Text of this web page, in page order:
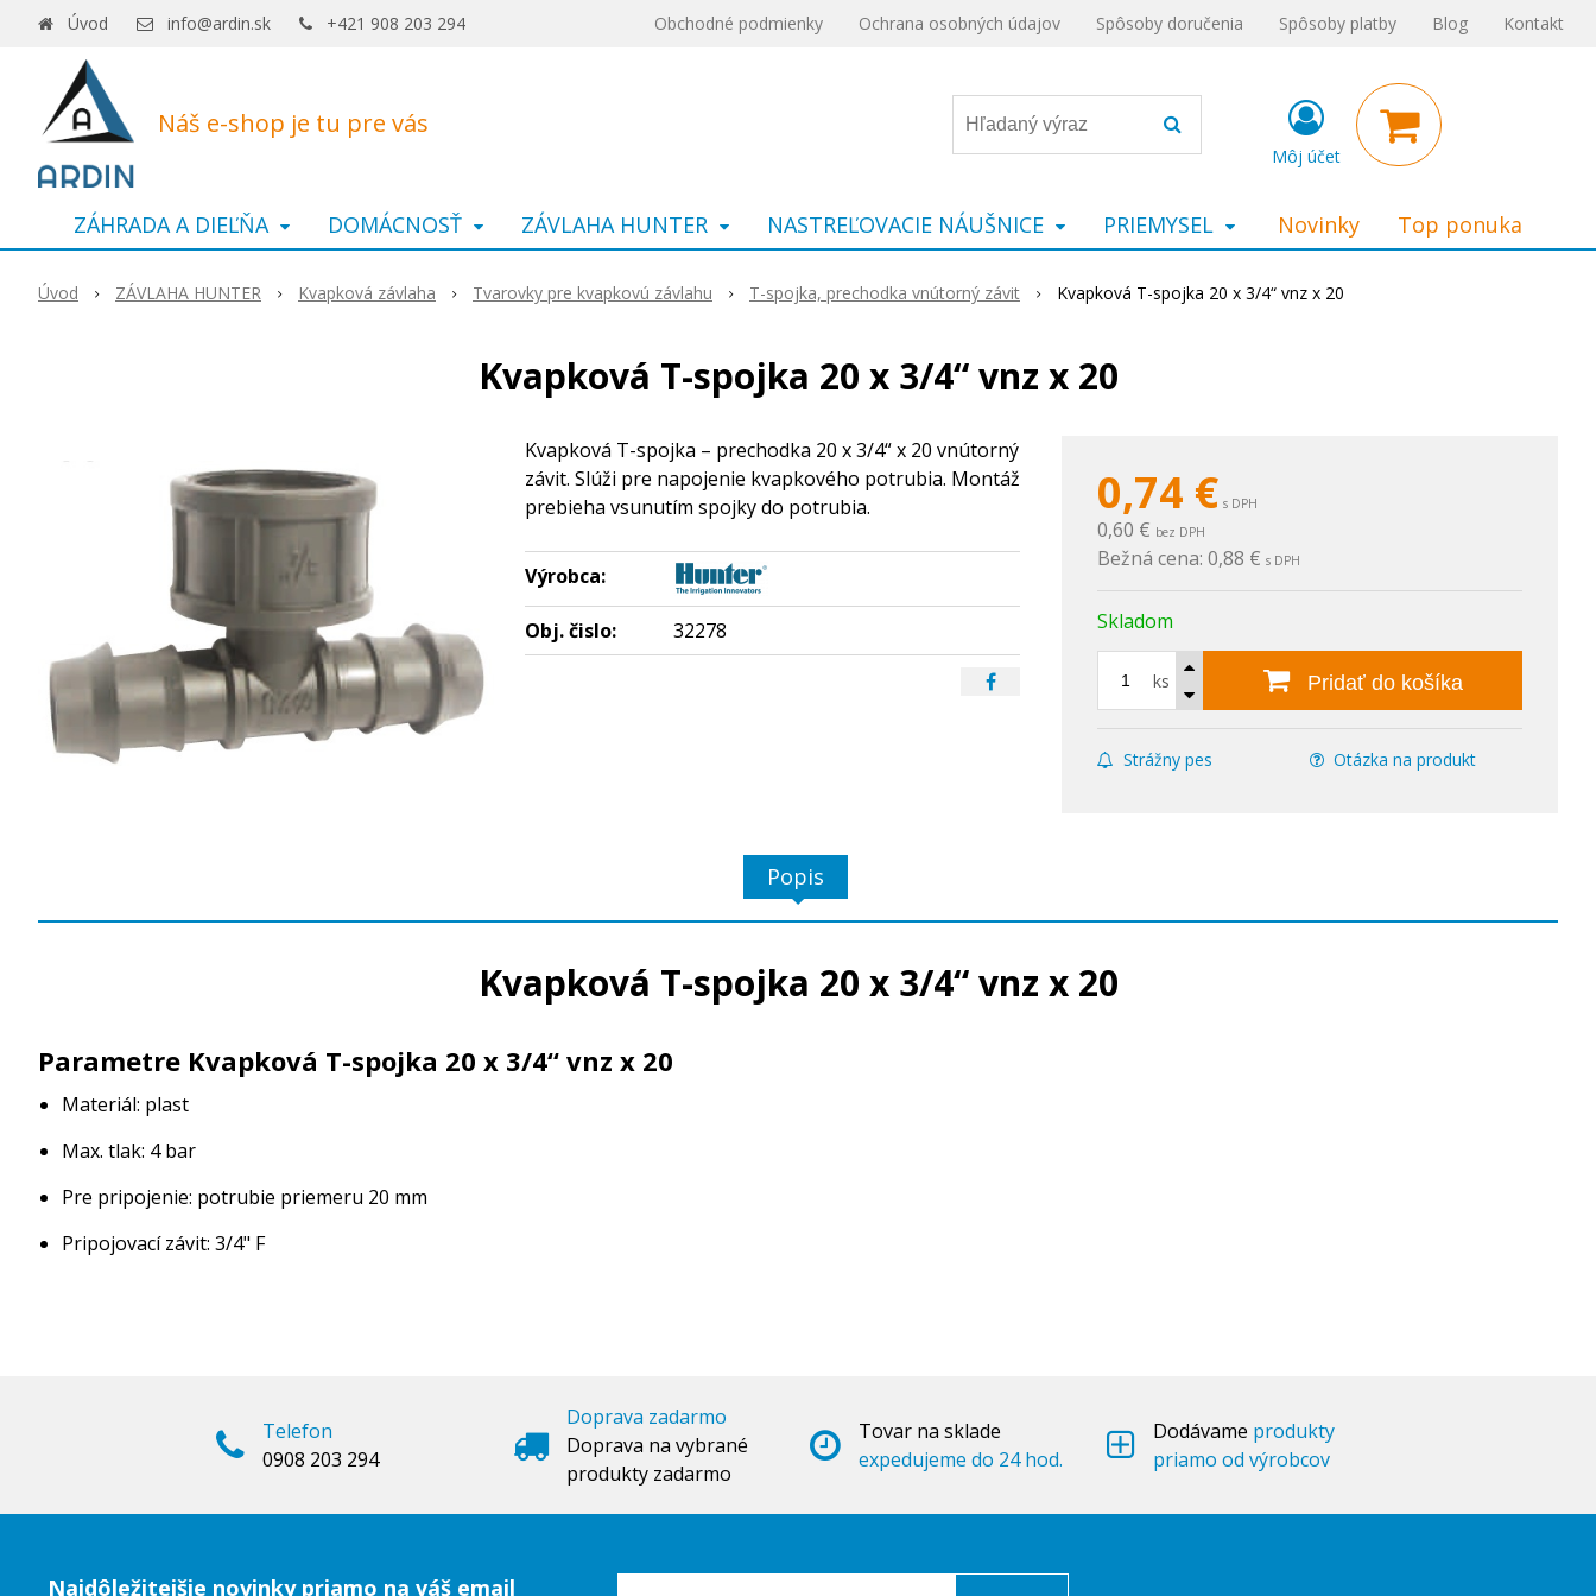
Náš e-shop je tu pre vás
Úvod info@ardin.sk +421 908 203 294 Obchodné podmienky Ochrana osobných údajov Spôsoby doručenia Spôsoby platby Blog Kontakt
Môj účet
ZÁHRADA A DIEĽŇA DOMÁCNOSŤ ZÁVLAHA HUNTER NASTREĽOVACIE NÁUŠNICE PRIEMYSEL Novinky Top ponuka
Úvod ZÁVLAHA HUNTER Kvapková závlaha Tvarovky pre kvapkovú závlahu T-spojka, prechodka vnútorný závit Kvapková T-spojka 20 x 3/4“ vnz x 20
Kvapková T-spojka 20 x 3/4“ vnz x 20
0,74 € s DPH
0,60 € bez DPH
Bežná cena: 0,88 €s DPH
Skladom
ks Pridať do košíka
Strážny pes Otázka na produkt
Kvapková T-spojka – prechodka 20 x 3/4“ x 20 vnútorný
závit. Slúži pre napojenie kvapkového potrubia. Montáž
prebieha vsunutím spojky do potrubia.
Výrobca:
Obj. čislo: 32278
Popis
Kvapková T-spojka 20 x 3/4“ vnz x 20
Parametre Kvapková T-spojka 20 x 3/4“ vnz x 20
Materiál: plast
Max. tlak: 4 bar
Pre pripojenie: potrubie priemeru 20 mm
Pripojovací závit: 3/4" F
Telefon
0908 203 294
Doprava zadarmo
Doprava na vybrané
produkty zadarmo
Tovar na sklade
expedujeme do 24 hod.
Dodávame produkty
priamo od výrobcov
Najdôležitejšie novinky priamo na váš email